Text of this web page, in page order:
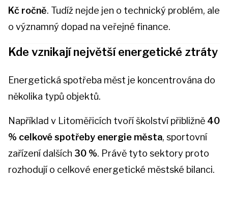
Kč ročně. Tudíž nejde jen o technický problém, ale
o významný dopad na veřejné finance.
Kde vznikají největší energetické ztráty
Energetická spotřeba měst je koncentrována do
několika typů objektů.
Například v Litoměřicích tvoří školství přibližně 40
% celkové spotřeby energie města, sportovní
zařízení dalších 30 %. Právě tyto sektory proto
rozhodují o celkové energetické městské bilanci.